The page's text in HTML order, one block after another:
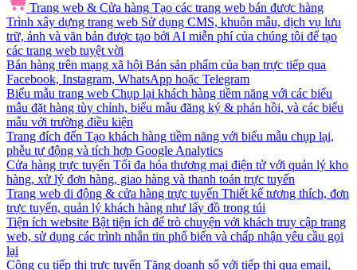
Trang web & Cửa hàng Tạo các trang web bán được hàng
Trình xây dựng trang web Sử dụng CMS, khuôn mẫu, dịch vụ lưu
trữ, ảnh và văn bản được tạo bởi AI miễn phí của chúng tôi để tạo
các trang web tuyệt vời
Bán hàng trên mạng xã hội Bán sản phẩm của bạn trực tiếp qua
Facebook, Instagram, WhatsApp hoặc Telegram
Biểu mẫu trang web Chụp lại khách hàng tiềm năng với các biểu
mẫu đặt hàng tùy chỉnh, biểu mẫu đăng ký & phản hồi, và các biểu
mẫu với trường điều kiện
Trang đích đến Tạo khách hàng tiềm năng với biểu mẫu chụp lại,
phễu tự động và tích hợp Google Analytics
Cửa hàng trực tuyến Tối đa hóa thương mại điện tử với quản lý kho
hàng, xử lý đơn hàng, giao hàng và thanh toán trực tuyến
Trang web di động & cửa hàng trực tuyến Thiết kế tương thích, đơn
trực tuyến, quản lý khách hàng như lấy đồ trong túi
Tiện ích website Bật tiện ích để trò chuyện với khách truy cập trang
web, sử dụng các trình nhắn tin phổ biến và chấp nhận yêu cầu gọi
lại
Công cụ tiếp thị trực tuyến Tăng doanh số với tiếp thị qua email,